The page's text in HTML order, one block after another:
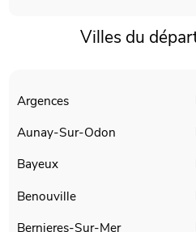
Villes du
Argences
Aunay-Sur-Odon
Bayeux
Benouville
Bernieres-Sur-Mer